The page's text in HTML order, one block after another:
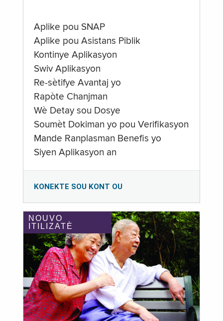
Aplike pou SNAP
Aplike pou Asistans Piblik
Kontinye Aplikasyon
Swiv Aplikasyon
Re-sètifye Avantaj yo
Rapòte Chanjman
Wè Detay sou Dosye
Soumèt Dokiman yo pou Verifikasyon
Mande Ranplasman Benefis yo
Siyen Aplikasyon an
KONEKTE SOU KONT OU
NOUVO
ITILIZATÈ